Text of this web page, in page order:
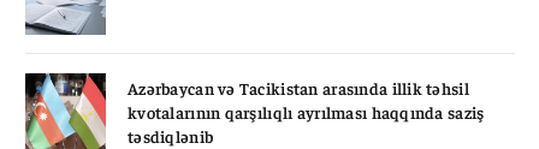
Azərbaycan və Tacikistan arasında illik təhsil
kvotalarının qarşılıqlı ayrılması haqqında saziş
təsdiqlənib